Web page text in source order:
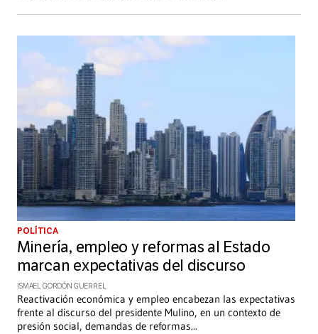
POLÍTICA
Minería, empleo y reformas al Estado
marcan expectativas del discurso
ISMAEL GORDÓN GUERREL
Reactivación económica y empleo encabezan las expectativas
frente al discurso del presidente Mulino, en un contexto de
presión social, demandas de reformas...